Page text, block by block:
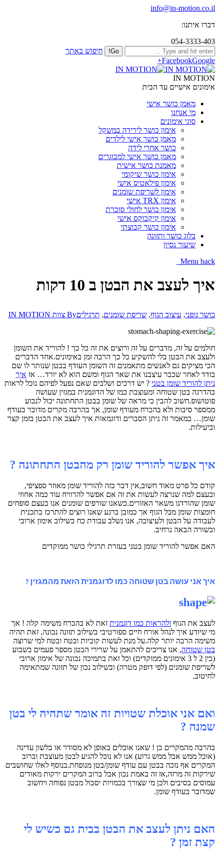
info@in-motion.co.il
דברו איתנו:
054-3333-403
חיפוש באתר
FacebookGoogle+
IN MOTION
אימונים אישיים עד הבית
מאמן כושר אישי
מי אנחנו
סוגי אימונים
אימון כושר לירידה במשקל
מאמן כושר אישי לילדים
כושר אחרי לידה
מאמן כושר אישי למבוגרים
מאמנת כושר אישית
אימון כושר שיקומי
אימון פילאטיס אישי
אימון לשריפת שומנים
אימון TRX אישי
אימון כושר לחולי סוכרת
אימון קיקבוקס אישי
אימון כושר קבוצתי
בלוג כושר ותזונה
שיעור נסיון
Menu back
איך לעצב את הבטן ב 10 דקות
כושר גופני, עיצוב הגוף, שריפת שומנים, תרגיליםBy צוות IN MOTION
חולמים על זה, מדברים על זה ורוצים את זה כל כך ! להוריד את השומן
ולעצב את הבטן בלי להשקיע כל כך הרבה זמן באימונים.אחד הדברים
הכי מציקים גם לאנשים מתאמנים זה השומן העודף בבטן שנותר לו שם
בודד לאחר שכבר עיצבנו את שאר הגוף ומשם הוא לא יורד… אז איך
ניתן להוריד שומן בטני ? יש דרכים ושלבים שאם נפעל לפיהם נוכל לראות
בהדרגה בטן שטוחה ומעוצבת כמו של הדוגמנית במגזין שעושה
פוטושופ.חשוב להבין כי מראה של שומן בבטן התחתונה יכול לנבוע
ממספר סיבות ולא בהכרח מעודף שומן, אך בהרבה מקרים מדובר בעודף
שומן… במאמר זה ניתן הסברים ודוגמאות איך לעצב את הבטן בזמן קצר
וביעילות.
איך אפשר להוריד שומן רק מהבטן התחתונה ?
קודם כל פרט מאוד חשוב,אין דבר כזה להוריד שומן מאוזר ספציפי,
ובעצם למה שנרצה לעשות את זה אם אפשר להרוויח עוד כמה אחוזי
שומן שהורדנו משאר האזורים.כשאנו שורפים שומנים אנו בעצם סופחים
חומצות שומן מכל הגוף אך כמובן ברגע שאנו רוצים להתרכז בתכנית
לעבודה על הבטן ולעיצובה, אנו נשלב עבודת כח בשילוב אימון ארובי
ובשורה הבאה נרחיב.
האם אפשר להוריד שומן בטני בעזרת תרגילי כושר ממוקדים
איך אני עושה בטן שטוחה כמו לדוגמנית הזאת מהמגזין ?
לעצב את הגוף ולהראות כמו דוגמנית זאת לא בהכרח משימה קלה ! אך
מי שיודע איך לנהל אורח חיים ספורטיבי בשילוב תזונה נכונה, זאת תהיה
משימה הרבה יותר קלה.על מנת לעשות קוביות ובטח ובטח למי שרוצה
בטן שטוחה, אנו צריכים להתאמן על שרירי הבטן מספר פעמים בשבוע
(בין 2 ל 3 אימונים ממוקדים) וכל זאת בתמיכה נכונה של אימון ארובי
לשריפת שומנים (לפי דופק מטרה) ובשילוב נכון של תזונה שמתאימה
לחיטוב.
ואם אני אוכלת שטויות זה אומר שתהיה לי בטן
שמנה ?
בהרבה מהמקרים כן ! שאנו אוכלים באופן לא מסודר או בלשון עדינה
(אוכל ממש אבל ממש גרוע) אנו לא נוכל להגיע לבטן מעוצבת וברוב
המקרים אף נזכה בבטן עם עודף שומן/בטן מנופחת.בנוסף לאלו שחושבים
שירקות זה מרזה,אז זה באמת נכון אבל ברוב המקרים ירקות מאודים
עמוסים בסיבים ולכן מי שצורך בכמויות יסבול מבטן נפוחה ויחשוב
שמדובר בעודף שומן.
האם ניתן לעצב את הבטן בבית גם כשיש לי
קצת זמן ?